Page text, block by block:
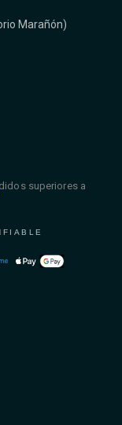
Marañón)
superiores a